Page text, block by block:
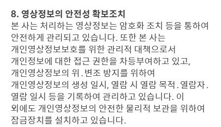
8. 영상정보의 안전성 확보조치
본 사는 처리하는 영상정보는 암호화 조치 등을 통하여
안전하게 관리되고 있습니다. 또한 본 사는
개인영상정보보호를 위한 관리적 대책으로서
개인정보에 대한 접근 권한을 차등부여하고 있고,
개인영상정보의 위․변조 방지를 위하여
개인영상정보의 생성 일시, 열람 시 열람 목적․열람자․
열람 일시 등을 기록하여 관리하고 있습니다. 이
외에도 개인영상정보의 안전한 물리적 보관을 위하여
잠금장치를 설치하고 있습니다.